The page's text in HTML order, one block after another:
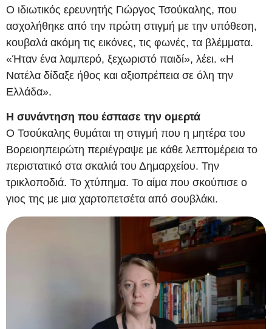
Ο ιδιωτικός ερευνητής Γιώργος Τσούκαλης, που
ασχολήθηκε από την πρώτη στιγμή με την υπόθεση,
κουβαλά ακόμη τις εικόνες, τις φωνές, τα βλέμματα.
«Ήταν ένα λαμπερό, ξεχωριστό παιδί», λέει. «Η
Νατέλα δίδαξε ήθος και αξιοπρέπεια σε όλη την
Ελλάδα».
Η συνάντηση που έσπασε την ομερτά
Ο Τσούκαλης θυμάται τη στιγμή που η μητέρα του
Βορειοηπειρώτη περιέγραψε με κάθε λεπτομέρεια το
περιστατικό στα σκαλιά του Δημαρχείου. Την
τρικλοποδιά. Το χτύπημα. Το αίμα που σκούπισε ο
γιος της με μια χαρτοπετσέτα από σουβλάκι.